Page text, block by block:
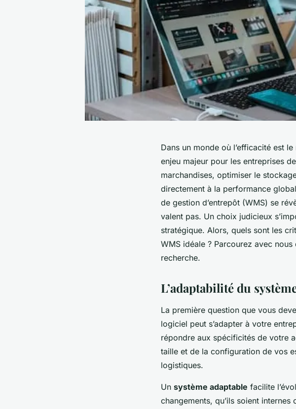
Dans un monde où l’efficacité est
enjeu majeur pour les entreprises
marchandises, optimiser le
directement à la performance
de gestion d’entrepôt (WMS) se
valent pas. Un choix judicieux
stratégique. Alors, quels sont les
WMS idéale ? Parcourez avec
recherche.
L’adaptabilité du
La première question que vous
logiciel peut s’adapter à votre
répondre aux spécificités de votre
taille et de la configuration de vos
logistiques.
Un système adaptable facilite
changements, qu’ils soient